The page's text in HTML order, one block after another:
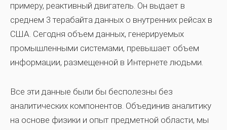
примеру, реактивный двигатель. Он выдает в
среднем 3 терабайта данных о внутренних рейсах в
США. Сегодня объем данных, генерируемых
промышленными системами, превышает объем
информации, размещенной в Интернете людьми.
Все эти данные были бы бесполезны без
аналитических компонентов. Объединив аналитику
на основе физики и опыт предметной области, мы